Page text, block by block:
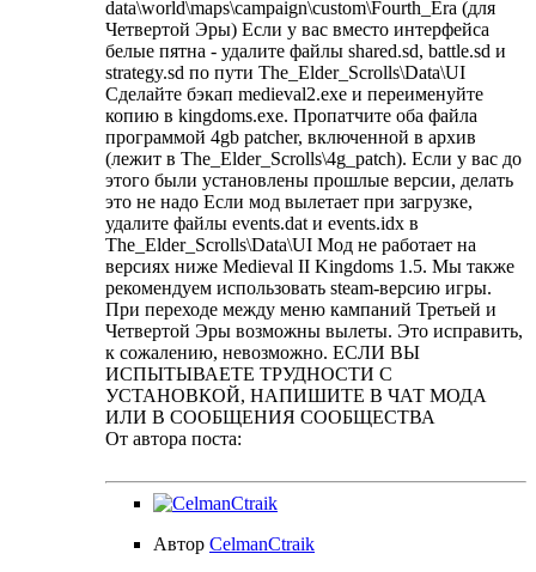
data\world\maps\campaign\custom\Fourth_Era (для
Четвертой Эры) Если у вас вместо интерфейса
белые пятна - удалите файлы shared.sd, battle.sd и
strategy.sd по пути The_Elder_Scrolls\Data\UI
Сделайте бэкап medieval2.exe и переименуйте
копию в kingdoms.exe. Пропатчите оба файла
программой 4gb patcher, включенной в архив
(лежит в The_Elder_Scrolls\4g_patch). Если у вас до
этого были установлены прошлые версии, делать
это не надо Если мод вылетает при загрузке,
удалите файлы events.dat и events.idx в
The_Elder_Scrolls\Data\UI Мод не работает на
версиях ниже Medieval II Kingdoms 1.5. Мы также
рекомендуем использовать steam-версию игры.
При переходе между меню кампаний Третьей и
Четвертой Эры возможны вылеты. Это исправить,
к сожалению, невозможно. ЕСЛИ ВЫ
ИСПЫТЫВАЕТЕ ТРУДНОСТИ С
УСТАНОВКОЙ, НАПИШИТЕ В ЧАТ МОДА
ИЛИ В СООБЩЕНИЯ СООБЩЕСТВА
От автора поста:
Автор CelmanCtraik